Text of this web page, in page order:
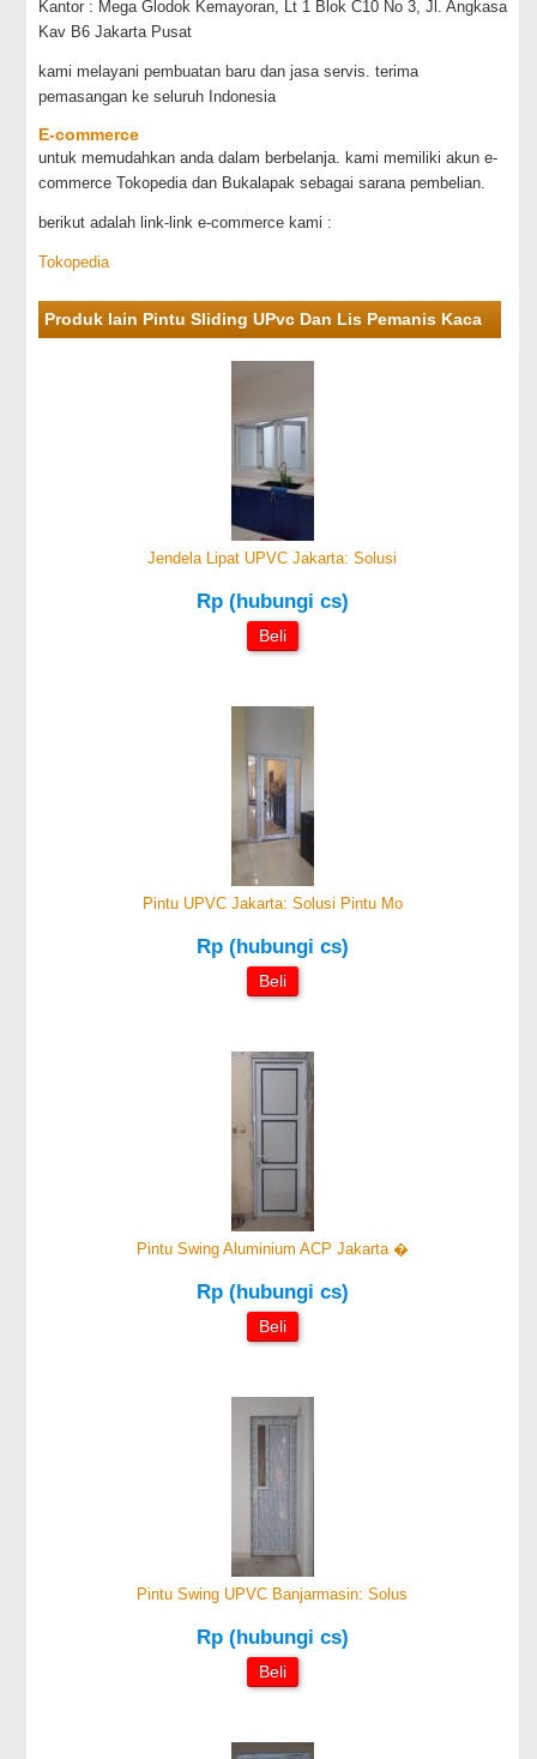
Kantor : Mega Glodok Kemayoran, Lt 1 Blok C10 No 3, Jl. Angkasa
Kav B6 Jakarta Pusat
kami melayani pembuatan baru dan jasa servis. terima
pemasangan ke seluruh Indonesia
E-commerce
untuk memudahkan anda dalam berbelanja. kami memiliki akun e-
commerce Tokopedia dan Bukalapak sebagai sarana pembelian.
berikut adalah link-link e-commerce kami :
Tokopedia
Produk lain Pintu Sliding UPvc Dan Lis Pemanis Kaca
Jendela Lipat UPVC Jakarta: Solusi
Rp (hubungi cs)
Beli
Pintu UPVC Jakarta: Solusi Pintu Mo
Rp (hubungi cs)
Beli
Pintu Swing Aluminium ACP Jakarta �
Rp (hubungi cs)
Beli
Pintu Swing UPVC Banjarmasin: Solus
Rp (hubungi cs)
Beli